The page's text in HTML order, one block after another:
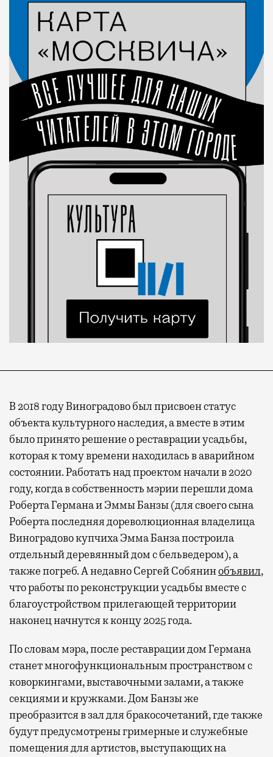
В 2018 году Виноградово был присвоен статус
объекта культурного наследия, а вместе в этим
было принято решение о реставрации усадьбы,
которая к тому времени находилась в аварийном
состоянии. Работать над проектом начали в 2020
году, когда в собственность мэрии перешлидома
Роберта Германа и Эммы Банзы (для своего сына
Роберта последняя дореволюционная владелица
Виноградово купчиха Эмма Банза построила
отдельный деревянный дом с бельведером), а
также погреб. А недавно Сергей Собянинобъявил,
что работы по реконструкции усадьбы вместе с
благоустройством прилегающей территории
наконец начнутся к концу 2025 года.
По словам мэра, после реставрации дом Германа
станет многофункциональным пространством с
коворкингами, выставочными залами, а также
секциями и кружками. Дом Банзы же
преобразится в зал для бракосочетаний, где также
будут предусмотрены гримерные и служебные
помещения для артистов, выступающих на